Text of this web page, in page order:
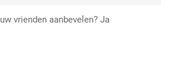
vrienden aanbevelen? Ja